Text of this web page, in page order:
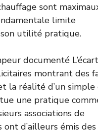
sont
limite
utilité pratique.
documenté
montrant des
la réalité d’un
une pratique
associations de
ont d’ailleurs émis des